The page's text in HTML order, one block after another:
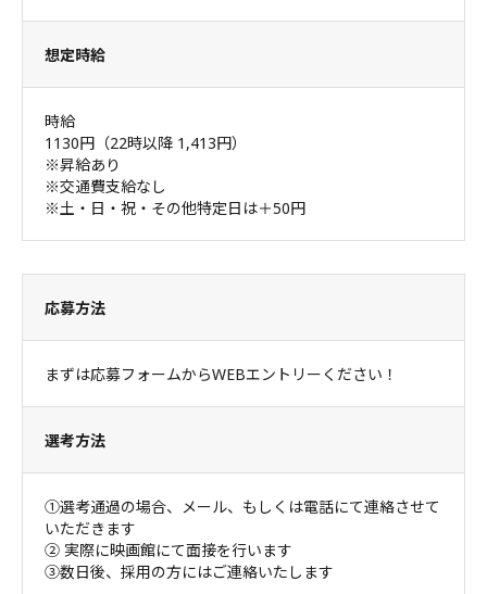
想定時給
時給
1130円（22時以降 1,413円）
※昇給あり
※交通費支給なし
※土・日・祝・その他特定日は＋50円
応募方法
まずは応募フォームからWEBエントリーください！
選考方法
①選考通過の場合、メール、もしくは電話にて連絡させて
いただきます
② 実際に映画館にて面接を行います
③数日後、採用の方にはご連絡いたします